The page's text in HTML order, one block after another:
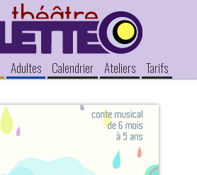
Adultes Calendrier Ateliers Tarifs